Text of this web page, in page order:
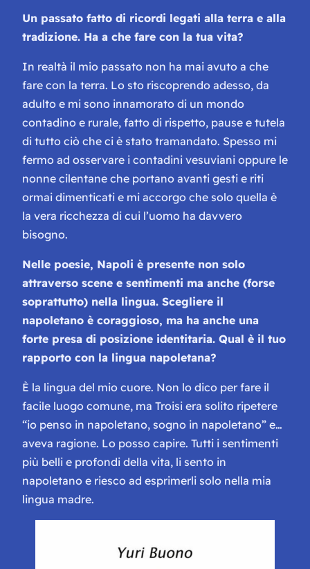
Un passato fatto di ricordi legati alla terra e alla
tradizione. Ha a che fare con la tua vita?
In realtà il mio passato non ha mai avuto a che
fare con la terra. Lo sto riscoprendo adesso, da
adulto e mi sono innamorato di un mondo
contadino e rurale, fatto di rispetto, pause e tutela
di tutto ciò che ci è stato tramandato. Spesso mi
fermo ad osservare i contadini vesuviani oppure le
nonne cilentane che portano avanti gesti e riti
ormai dimenticati e mi accorgo che solo quella è
la vera ricchezza di cui l’uomo ha davvero
bisogno.
Nelle poesie, Napoli è presente non solo
attraverso scene e sentimenti ma anche (forse
soprattutto) nella lingua. Scegliere il
napoletano è coraggioso, ma ha anche una
forte presa di posizione identitaria. Qual è il tuo
rapporto con la lingua napoletana?
È la lingua del mio cuore. Non lo dico per fare il
facile luogo comune, ma Troisi era solito ripetere
“io penso in napoletano, sogno in napoletano” e…
aveva ragione. Lo posso capire. Tutti i sentimenti
più belli e profondi della vita, li sento in
napoletano e riesco ad esprimerli solo nella mia
lingua madre.